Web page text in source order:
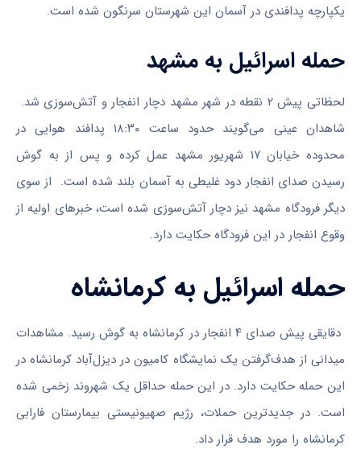
یکپارچه پدافندی در آسمان این شهرستان سرنگون شده است.
حمله اسرائیل به مشهد
لحظاتی پیش ۲ نقطه در شهر مشهد دچار انفجار و آتش‌سوزی شد.
شاهدان عینی می‌گویند حدود ساعت ۱۸:۳۰ پدافند هوایی در
محدوده خیابان ۱۷ شهریور مشهد عمل کرده و پس از به گوش
رسیدن صدای انفجار دود غلیطی به آسمان بلند شده است. از سوی
دیگر فرودگاه مشهد نیز دچار آتش‌سوزی شده است، خبرهای اولیه از
وقوع انفجار در این فرودگاه حکایت دارد.
حمله اسرائیل به کرمانشاه
دقایقی پیش صدای ۴ انفجار در کرمانشاه به گوش رسید. مشاهدات
میدانی از هدف‌گرفتن یک نمایشگاه کامیون در دیزل‌آباد کرمانشاه در
این حمله حکایت دارد. در این حمله حداقل یک شهروند زخمی شده
است. در جدیدترین حملات، رژیم صهیونیستی بیمارستان فارابی
کرمانشاه را مورد هدف قرار داد.